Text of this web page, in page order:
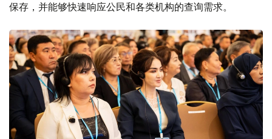
保存，并能够快速响应公民和各类机构的查询需求。